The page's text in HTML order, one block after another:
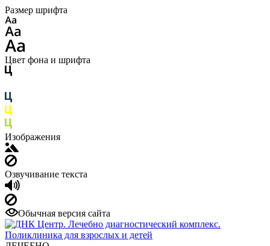
Размер шрифта
Цвет фона и шрифта
Изображения
Озвучивание текста
Обычная версия сайта